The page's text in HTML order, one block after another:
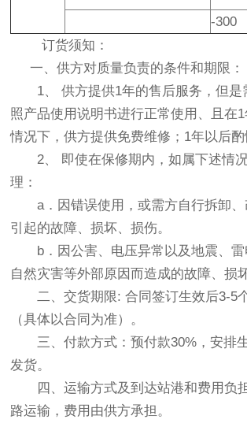
-300
订货须知：
一、供方对质量负责的条件和期限：
1、 供方提供1年的售后服务，但是
照产品使用说明书进行正常使用、且在
情况下，供方提供免费维修；1年以后酌
2、 即使在保修期内，如属下述情
理：
a．因错误使用，或需方自行拆卸、
引起的故障、损坏、损伤。
b．因公害、电压异常以及地震、雷
自然灾害等外部原因而造成的故障、损
二、交货期限: 合同签订生效后3-5
（具体以合同为准）。
三、付款方式：预付款30%，安排
发货。
四、运输方式及到达站港和费用负
路运输，费用由供方承担。